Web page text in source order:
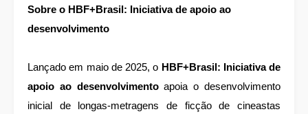
Sobre o HBF+Brasil: Iniciativa de apoio ao
desenvolvimento
Lançado em maio de 2025, o HBF+Brasil: Iniciativa de
apoio ao desenvolvimentoapoia o desenvolvimento
inicial de longas-metragens de ficção de cineastas